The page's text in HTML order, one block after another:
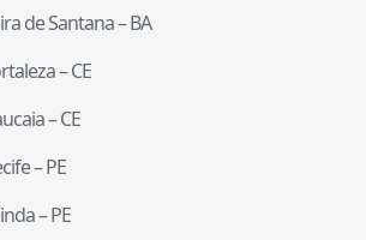
de Santana–BA
–CE
–CE
–PE
–PE